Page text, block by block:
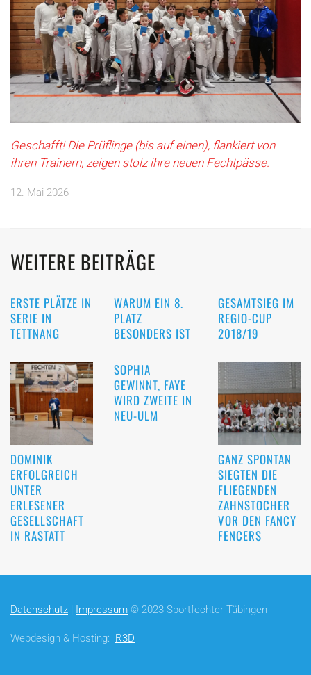
Geschafft! Die Prüflinge (bis auf einen), flankiert von
ihren Trainern, zeigen stolz ihre neuen Fechtpässe.
12. Mai 2026
WEITERE BEITRÄGE
ERSTE PLÄTZE IN
SERIE IN
TETTNANG
WARUM EIN 8.
PLATZ
BESONDERS IST
GESAMTSIEG IM
REGIO-CUP
2018/19
DOMINIK
ERFOLGREICH
UNTER
ERLESENER
GESELLSCHAFT
IN RASTATT
SOPHIA
GEWINNT, FAYE
WIRD ZWEITE IN
NEU-ULM
GANZ SPONTAN
SIEGTEN DIE
FLIEGENDEN
ZAHNSTOCHER
VOR DEN FANCY
FENCERS
Datenschutz | Impressum © 2023 Sportfechter Tübingen
Webdesign & Hosting: R3D